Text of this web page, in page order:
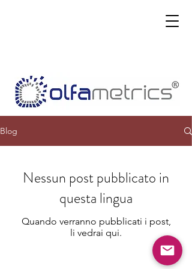
Blog
Nessun post pubblicato in
questa lingua
Quando verranno pubblicati i post,
li vedrai qui.